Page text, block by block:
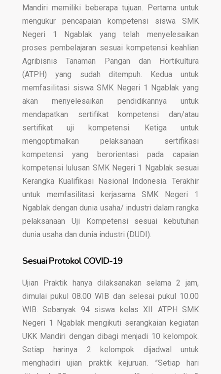
Mandiri memiliki beberapa tujuan. Pertama untuk
mengukur pencapaian kompetensi siswa SMK
Negeri 1 Ngablak yang telah menyelesaikan
proses pembelajaran sesuai kompetensi keahlian
Agribisnis Tanaman Pangan dan Hortikultura
(ATPH) yang sudah ditempuh. Kedua untuk
memfasilitasi siswa SMK Negeri 1 Ngablak yang
akan menyelesaikan pendidikannya untuk
mendapatkan sertifikat kompetensi dan/atau
sertifikat uji kompetensi. Ketiga untuk
mengoptimalkan pelaksanaan sertifikasi
kompetensi yang berorientasi pada capaian
kompetensi lulusan SMK Negeri 1 Ngablak sesuai
Kerangka Kualifikasi Nasional Indonesia. Terakhir
untuk memfasilitasi kerjasama SMK Negeri 1
Ngablak dengan dunia usaha/ industri dalam rangka
pelaksanaan Uji Kompetensi sesuai kebutuhan
dunia usaha dan dunia industri (DUDI).
Sesuai Protokol COVID-19
Ujian Praktik hanya dilaksanakan selama 2 jam,
dimulai pukul 08.00 WIB dan selesai pukul 10.00
WIB. Sebanyak 94 siswa kelas XII ATPH SMK
Negeri 1 Ngablak mengikuti serangkaian kegiatan
UKK Mandiri dengan dibagi menjadi 10 kelompok.
Setiap harinya 2 kelompok dijadwal untuk
menghadiri ujian praktik kejuruan. ”Setiap hari